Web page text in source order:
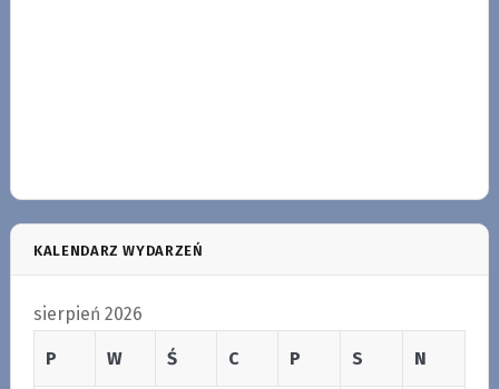
KALENDARZ WYDARZEŃ
sierpień 2026
P W Ś C P S N